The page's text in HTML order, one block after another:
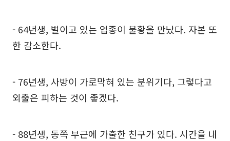
- 64년생, 벌이고 있는 업종이 불황을 만났다. 자본 또
한 감소한다.
- 76년생, 사방이 가로막혀 있는 분위기다, 그렇다고
외출은 피하는 것이 좋겠다.
- 88년생, 동쪽 부근에 가출한 친구가 있다. 시간을 내